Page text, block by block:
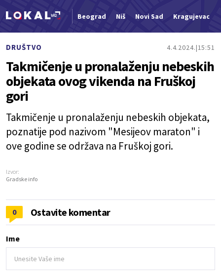
Beograd Niš Novi Sad Kragujevac
DRUŠTVO 4.4.2024. 15:51
Takmičenje u pronalaženju nebeskih
objekata ovog vikenda na Fruškoj
gori
Takmičenje u pronalaženju nebeskih objekata,
poznatije pod nazivom "Mesijeov maraton" i
ove godine se održava na Fruškoj gori.
Izvor:
Gradske info
0 Ostavite komentar
Ime